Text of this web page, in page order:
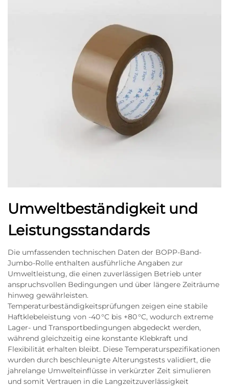
Umweltbeständigkeit und
Leistungsstandards
Die umfassenden technischen Daten der BOPP-Band-
Jumbo-Rolle enthalten ausführliche Angaben zur
Umweltleistung, die einen zuverlässigen Betrieb unter
anspruchsvollen Bedingungen und über längere Zeiträume
hinweg gewährleisten.
Temperaturbeständigkeitsprüfungen zeigen eine stabile
Haftklebeleistung von -40 °C bis +80 °C, wodurch extreme
Lager- und Transportbedingungen abgedeckt werden,
während gleichzeitig eine konstante Klebkraft und
Flexibilität erhalten bleibt. Diese Temperaturspezifikationen
wurden durch beschleunigte Alterungstests validiert, die
jahrelange Umwelteinflüsse in verkürzter Zeit simulieren
und somit Vertrauen in die Langzeitzuverlässigkeit